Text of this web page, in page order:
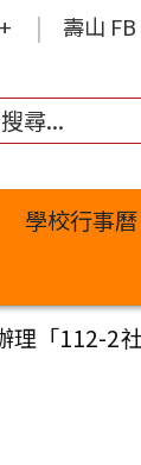
壽山 FB
學校行事曆
「112-2